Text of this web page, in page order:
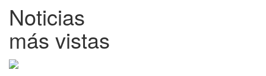
Noticias
más vistas